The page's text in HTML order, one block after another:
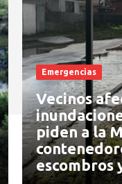
Emergencias
Vecinos
piden a la
escombros